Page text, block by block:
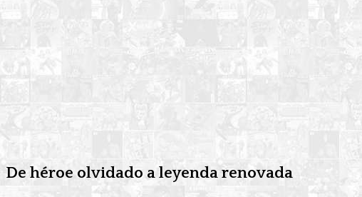
De héroe olvidado a leyenda renovada